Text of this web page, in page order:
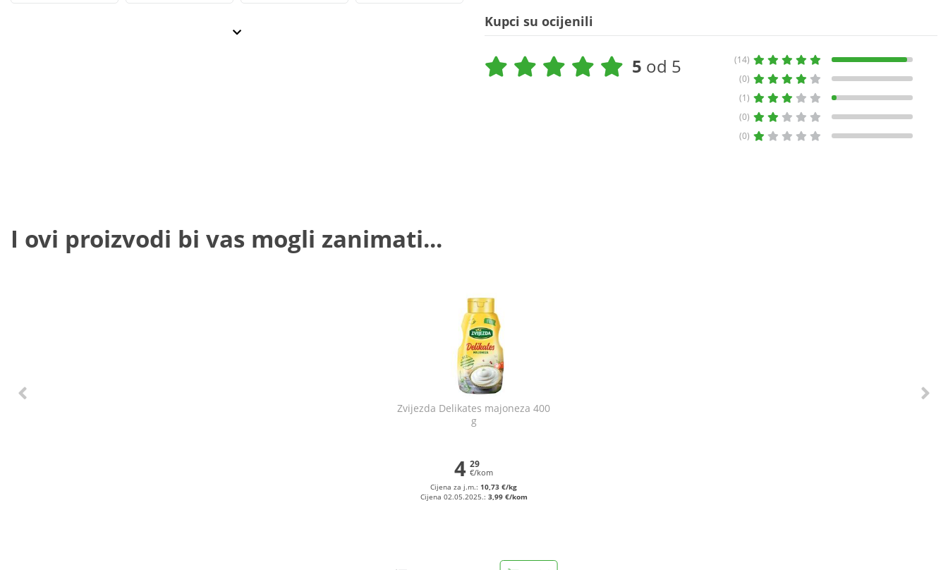
Kupci su ocijenili
5 od 5
(14)
(0)
(1)
(0)
(0)
I ovi proizvodi bi vas mogli zanimati...
Zvijezda Delikates majoneza 400
g
4 29
€/kom
Cijena za j.m.:10,73 €/kg
Cijena 02.05.2025.: 3,99 €/kom